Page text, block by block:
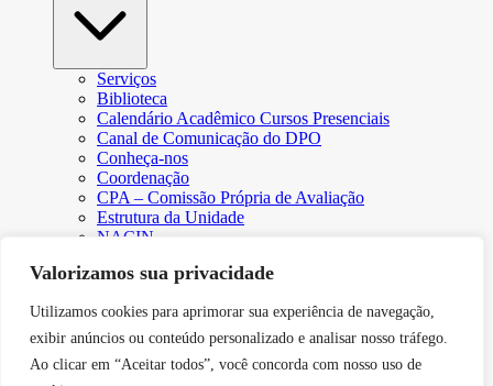
Valorizamos sua privacidade
Utilizamos cookies para aprimorar sua experiência de navegação,
exibir anúncios ou conteúdo personalizado e analisar nosso tráfego.
Ao clicar em “Aceitar todos”, você concorda com nosso uso de
Serviços
Biblioteca
Calendário Acadêmico Cursos Presenciais
Canal de Comunicação do DPO
Conheça-nos
Coordenação
CPA – Comissão Própria de Avaliação
Estrutura da Unidade
NACIN
Núcleo de Apoio Psicopedagógico
Responsabilidade Social
Núcleo de Atendimento ao Egresso
Plano de Desenvolvimento Institucional (PDI))
Revista Científica Intelleto